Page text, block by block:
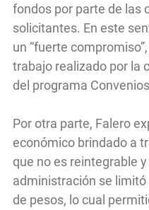
fondos por parte de las
solicitantes. En este
un “fuerte
trabajo realizado por la
del programa
Por otra parte, Falero
económico brindado a
que no es reintegrable
administración se
de pesos, lo cual